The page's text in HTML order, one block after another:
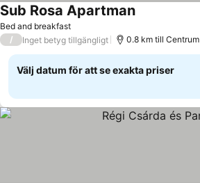
Bed and breakfast
Sub Rosa Apartman
/ Inget betyg tillgängligt 0.8 km till Centrum
Välj datum för att se exakta priser